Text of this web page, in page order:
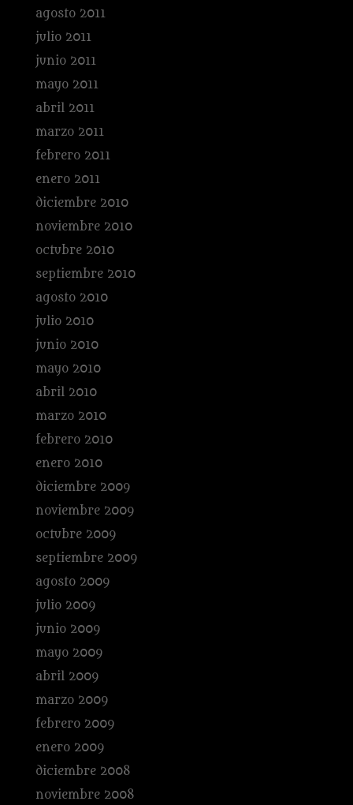
agosto 2011
julio 2011
junio 2011
mayo 2011
abril 2011
marzo 2011
febrero 2011
enero 2011
diciembre 2010
noviembre 2010
octubre 2010
septiembre 2010
agosto 2010
julio 2010
junio 2010
mayo 2010
abril 2010
marzo 2010
febrero 2010
enero 2010
diciembre 2009
noviembre 2009
octubre 2009
septiembre 2009
agosto 2009
julio 2009
junio 2009
mayo 2009
abril 2009
marzo 2009
febrero 2009
enero 2009
diciembre 2008
noviembre 2008